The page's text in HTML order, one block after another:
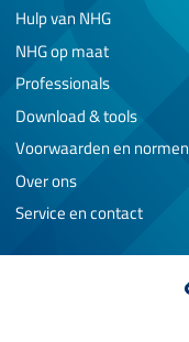
Hulp van NHG
NHG op maat
Professionals
Download & tools
Voorwaarden en normen
Over ons
Service en contact